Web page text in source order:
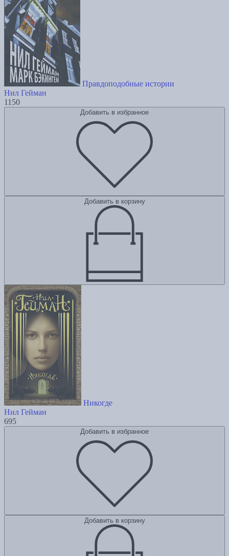
Правдоподобные истории
Нил Гейман
1150
Добавить в избранное
Добавить в корзину
Никогде
Нил Гейман
695
Добавить в избранное
Добавить в корзину